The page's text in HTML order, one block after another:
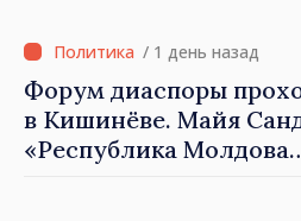
Красного Креста в
Молдове
/ 1 день назад
Форум диаспоры
в Кишинёве. Майя
«Республика Молдова